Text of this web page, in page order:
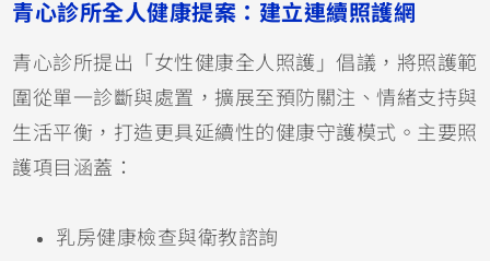
青心診所全人健康提案：建立連續照護網
青心診所提出「女性健康全人照護」倡議，將照護範
圍從單一診斷與處置，擴展至預防關注、情緒支持與
生活平衡，打造更具延續性的健康守護模式。主要照
護項目涵蓋：
乳房健康檢查與衛教諮詢